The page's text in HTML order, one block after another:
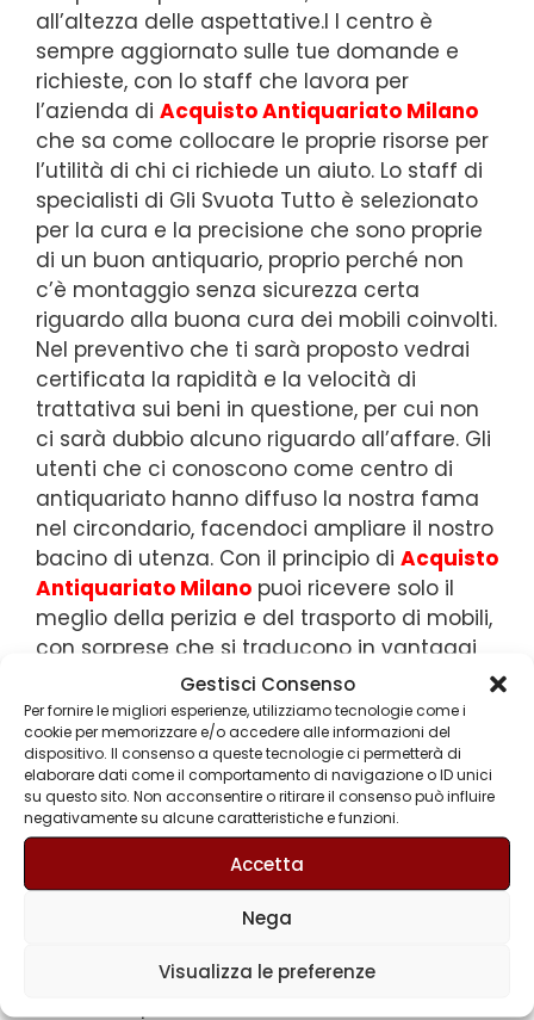
Gestisci Consenso
Per fornire le migliori esperienze, utilizziamo tecnologie come i
cookie per memorizzare e/o accedere alle informazioni del
dispositivo. Il consenso a queste tecnologie ci permetterà di
elaborare dati come il comportamento di navigazione o ID unici
su questo sito. Non acconsentire o ritirare il consenso può influire
negativamente su alcune caratteristiche e funzioni.
Accetta
Nega
Visualizza le preferenze
all’altezza delle aspettative.I l centro è
sempre aggiornato sulle tue domande e
richieste, con lo staff che lavora per
l’azienda di Acquisto Antiquariato Milano
che sa come collocare le proprie risorse per
l’utilità di chi ci richiede un aiuto. Lo staff di
specialisti di Gli Svuota Tutto è selezionato
per la cura e la precisione che sono proprie
di un buon antiquario, proprio perché non
c’è montaggio senza sicurezza certa
riguardo alla buona cura dei mobili coinvolti.
Nel preventivo che ti sarà proposto vedrai
certificata la rapidità e la velocità di
trattativa sui beni in questione, per cui non
ci sarà dubbio alcuno riguardo all’affare. Gli
utenti che ci conoscono come centro di
antiquariato hanno diffuso la nostra fama
nel circondario, facendoci ampliare il nostro
bacino di utenza. Con il principio di Acquisto
Antiquariato Milano puoi ricevere solo il
meglio della perizia e del trasporto di mobili,
con sorprese che si traducono in vantaggi
per te. Le trattative che intratteniamo con il
pubblico implicano la nostra idea di qualità,
ottimizzando le risorse in nostro possesso e
allocando al meglio le capacità del nostro
staff. Da Gli Svuota Tutto trovi la buona cura
degli oggetti e la velocità di procedura che
ti aspetti da una grande ditta. Scegli
l’Acquisto Antiquariato Milanoche ti
stiamo proponendo, per vedere da subito la
che ti soddisfa anche dal punto di vista